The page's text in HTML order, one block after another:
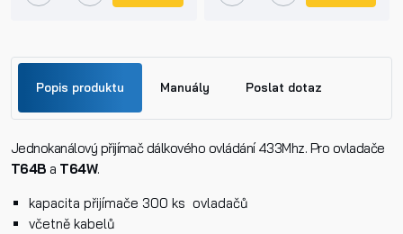
Popis produktu Manuály Poslat dotaz
Jednokanálový přijímač dálkového ovládání 433Mhz. Pro ovladače
T64Ba T64W.
kapacita přijímače 300 ks ovladačů
včetně kabelů
Jméno
Příjmení